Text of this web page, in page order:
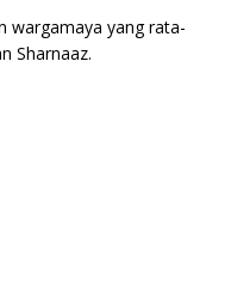
wargamaya yang rata-
Sharnaaz.